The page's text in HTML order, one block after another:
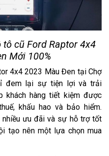
cũ Ford Raptor 4x4
Mới 100%
4x4 2023 Màu Đen tại Chợ
đem lại sự tiện lợi và trải
khách hàng tiết kiệm được
khấu hao và bảo hiểm.
nhiều ưu đãi và sự hỗ trợ tốt
tạo nên một lựa chọn mua